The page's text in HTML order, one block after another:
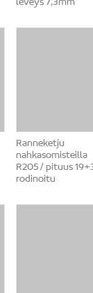
leveys 7,3mm
Ranneketju
nahkasomisteilla
R205 / pituus
rodinoitu